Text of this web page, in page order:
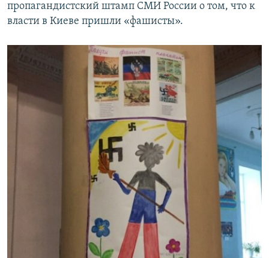
пропагандистский штамп СМИ России о том, что к
власти в Киеве пришли «фашисты».